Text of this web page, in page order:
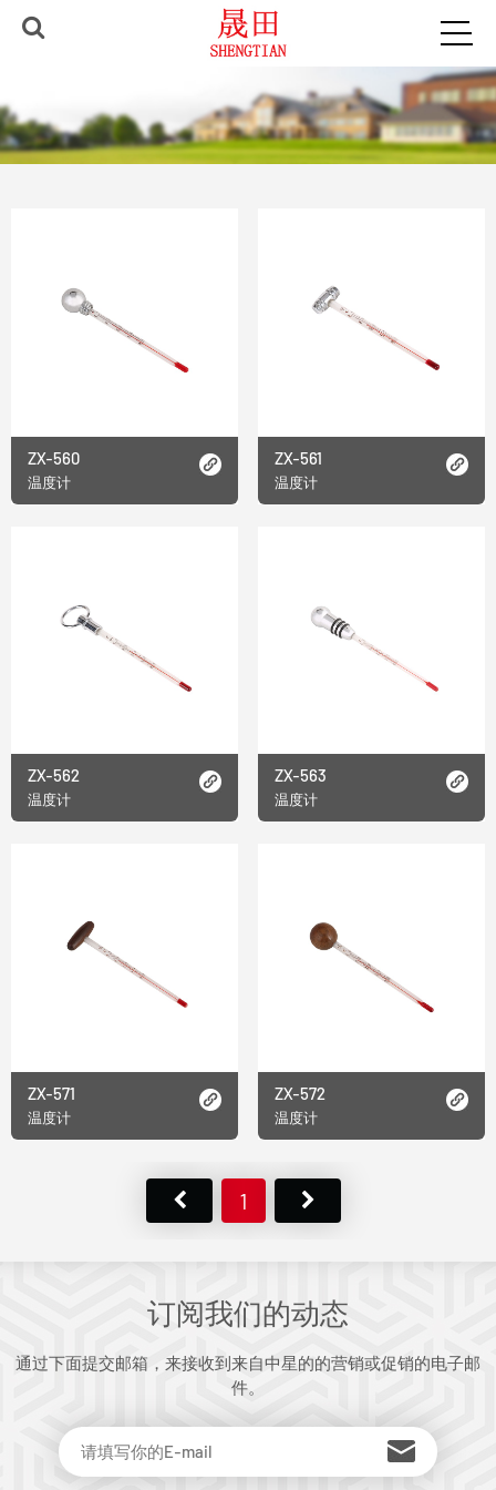
ZX-560
温度计
ZX-561
温度计
ZX-562
温度计
ZX-563
温度计
ZX-571
温度计
ZX-572
温度计
1
订阅我们的动态
通过下面提交邮箱，来接收到来自中星的的营销或促销的电子邮
件。